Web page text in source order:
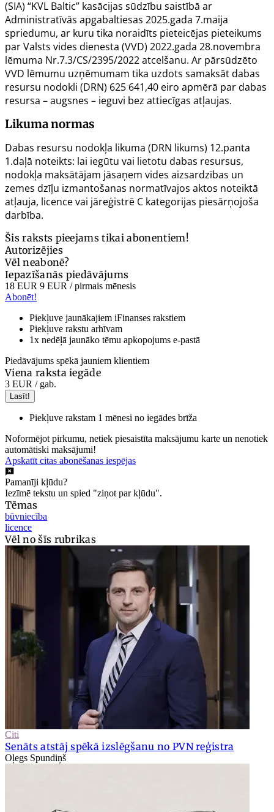
(SIA) “KVL Baltic” kasācijas sūdzību saistībā ar
Administratīvās apgabaltiesas 2025.gada 7.maija
spriedumu, ar kuru tika noraidīts pieteicējas pieteikums
par Valsts vides dienesta (VVD) 2022.gada 28.novembra
lēmuma Nr.7.3/CS/2395/2022 atcelšanu. Ar pārsūdzēto
VVD lēmumu uzņēmumam tika uzdots samaksāt dabas
resursu nodokli (DRN) 625 641,40 eiro apmērā par dabas
resursa – augsnes – ieguvi bez attiecīgas atļaujas.
Likuma normas
Dabas resursu nodokļa likuma (DRN likums) 12.panta
1.daļā noteikts: lai iegūtu vai lietotu dabas resursus,
nodokļa maksātājam jāsaņem vides aizsardzības un
zemes dzīļu izmantošanas normatīvajos aktos noteiktā
atļauja, licence vai jāreģistrē C kategorijas piesārņojoša
darbība.
Šis raksts pieejams tikai abonentiem!
Autorizējies
Vēl neabonē?
Iepazīšanās piedāvājums
18 EUR 9 EUR / pirmais mēnesis
Abonēt!
Piekļuve jaunākajiem iFinanses rakstiem
Piekļuve rakstu arhīvam
1x nedēļā jaunāko tēmu apkopojums e-pastā
Piedāvājums spēkā jauniem klientiem
Viena raksta iegāde
3 EUR / gab.
Lasīt!
Piekļuve rakstam 1 mēnesi no iegādes brīža
Noformējot pirkumu, netiek piesaistīta maksājumu karte un nenotiek
automātiski maksājumi!
Apskatīt citas abonēšanas iespējas
Pamanīji kļūdu?
Iezīmē tekstu un spied "ziņot par kļūdu".
Tēmas
būvniecība
licence
Vēl no šīs rubrikas
Citi
Senāts atstāj spēkā izslēgšanu no PVN reģistra
Oļegs Spundiņš